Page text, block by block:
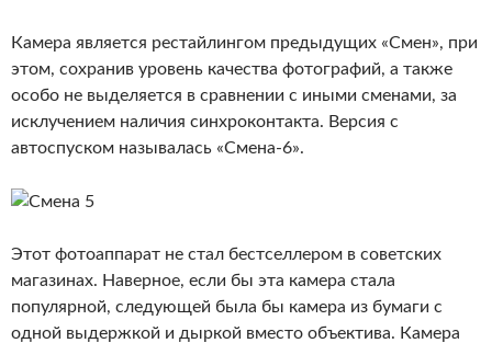
Камера является рестайлингом предыдущих «Смен», при
этом, сохранив уровень качества фотографий, а также
особо не выделяется в сравнении с иными сменами, за
исклучением наличия синхроконтакта. Версия с
автоспуском называлась «Смена-6».
Этот фотоаппарат не стал бестселлером в советских
магазинах. Наверное, если бы эта камера стала
популярной, следующей была бы камера из бумаги с
одной выдержкой и дыркой вместо объектива. Камера